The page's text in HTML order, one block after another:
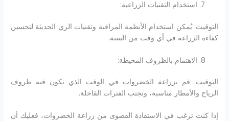
استخدام التقنيات الزراعية:
التوقيت: يُمكن استخدام الأنظمة المراقبة وتقنيات الري الحديثة لتحسين
كفاءة الزراعة في أي وقت من السنة.
الاهتمام بالظروف المحيطة:
التوقيت: قم بزراعة الخضروات في الوقت الذي تكون فيه ظروف
الرياح والأمطار مناسبة، وتجنب الفترات القاحلة.
إذا كنت ترغب في الاستفادة القصوى من زراعة الخضروات، فعليك أن